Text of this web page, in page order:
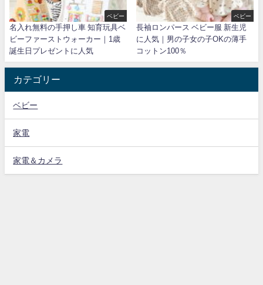
ベビー
名入れ無料の手押し車 知育玩具ベ
ビーファーストウォーカー｜1歳
誕生日プレゼントに人気
ベビー
長袖ロンパース ベビー服 新生児
に人気｜男の子女の子OKの薄手
コットン100％
カテゴリー
ベビー
家電
家電＆カメラ